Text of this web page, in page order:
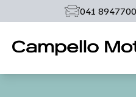
‭041 8947700‬